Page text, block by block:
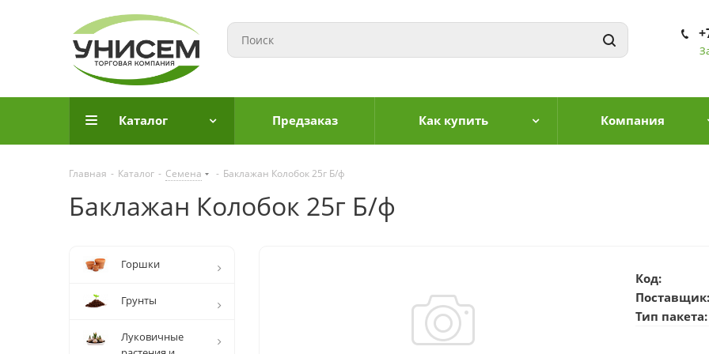
Каталог Предзаказ Как купить Компания
Главная - Каталог - Семена - Баклажан Колобок 25г Б/ф
Баклажан Колобок 25г Б/ф
Код:
Поставщик:
Тип пакета:
Горшки
Грунты
Луковичные